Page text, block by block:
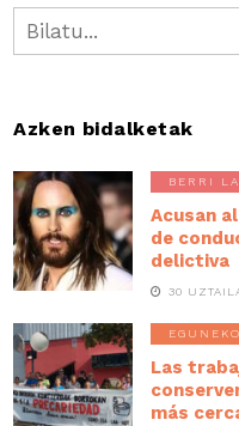
Azken bidalketak
BERRI
Acusan
de
delictiva
30
Las
más